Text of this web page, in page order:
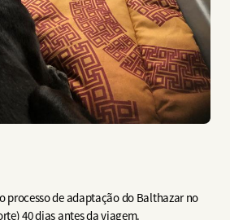
processo de adaptação do Balthazar no
40 dias antes da viagem.